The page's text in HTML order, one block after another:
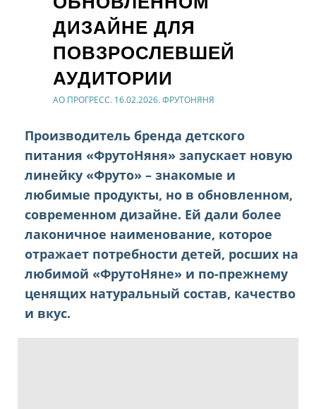
ДИЗАЙНЕ ДЛЯ
ПОВЗРОСЛЕВШЕЙ
АУДИТОРИИ
АО ПРОГРЕСС. 16.02.2026. ФРУТОНЯНЯ
Производитель бренда детского
питания «ФрутоНяня» запускает новую
линейку «Фруто» – знакомые и
любимые продукты, но в обновленном,
современном дизайне. Ей дали более
лаконичное наименование, которое
отражает потребности детей, росших на
любимой «ФрутоНяне» и по-прежнему
ценящих натуральный состав, качество
и вкус.